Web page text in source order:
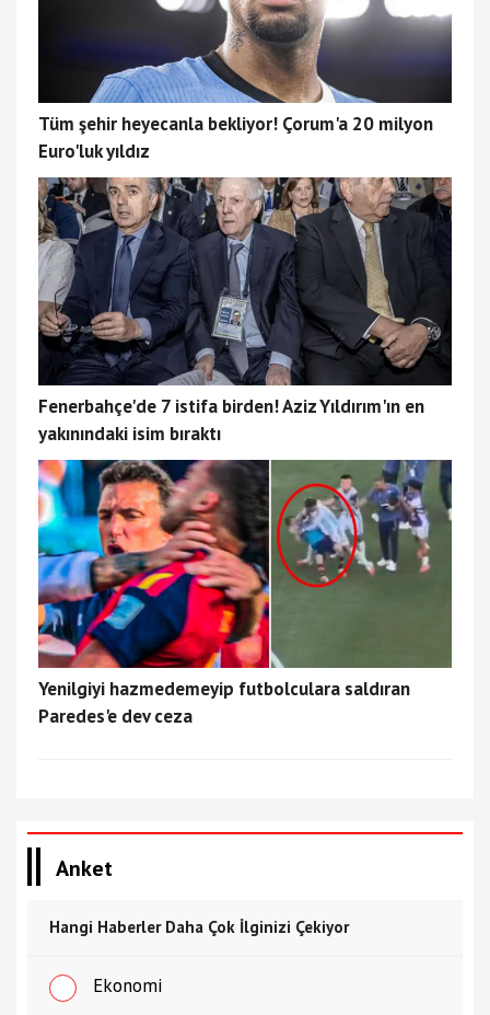
Tüm şehir heyecanla bekliyor! Çorum'a 20 milyon
Euro'luk yıldız
Fenerbahçe'de 7 istifa birden! Aziz Yıldırım'ın en
yakınındaki isim bıraktı
Yenilgiyi hazmedemeyip futbolculara saldıran
Paredes'e dev ceza
Anket
Hangi Haberler Daha Çok İlginizi Çekiyor
Ekonomi